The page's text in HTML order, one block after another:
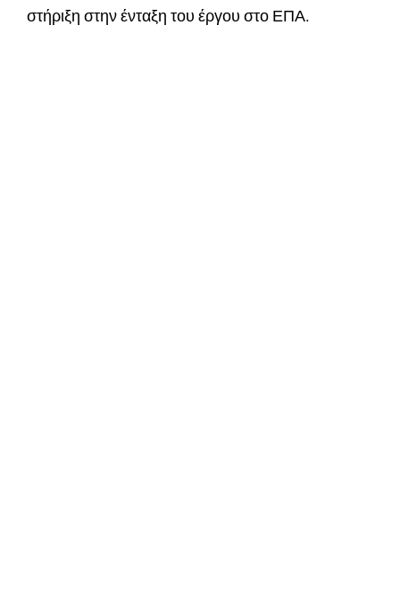
στήριξη στην ένταξη του έργου στο ΕΠΑ.